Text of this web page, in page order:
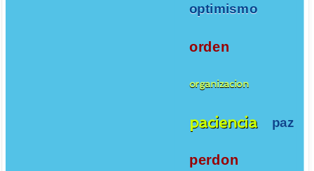
optimismo
orden
organizacion
paciencia paz
perdon